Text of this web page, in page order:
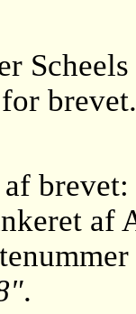
brevet.
af
.